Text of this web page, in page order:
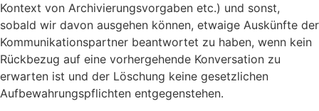
Kontext von Archivierungsvorgaben etc.) und sonst,
sobald wir davon ausgehen können, etwaige Auskünfte der
Kommunikationspartner beantwortet zu haben, wenn kein
Rückbezug auf eine vorhergehende Konversation zu
erwarten ist und der Löschung keine gesetzlichen
Aufbewahrungspflichten entgegenstehen.